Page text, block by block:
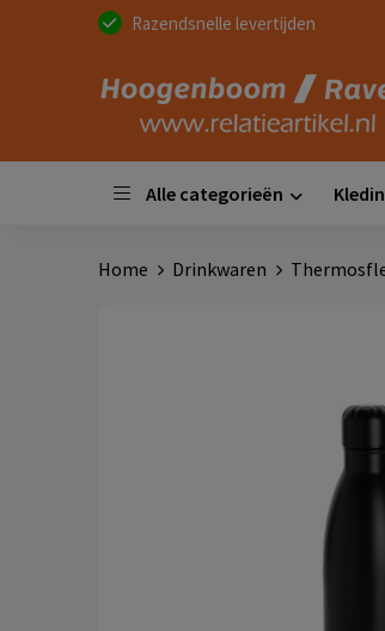
Razendsnelle levertijden
Alle categorieën
Home Drinkwaren